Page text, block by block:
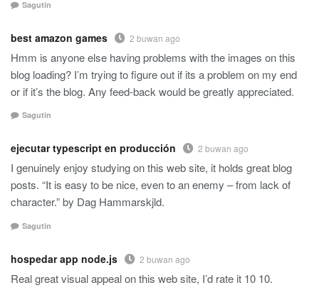
Sagutin
best amazon games 2 buwan ago
Hmm is anyone else having problems with the images on this
blog loading? I’m trying to figure out if its a problem on my end
or if it’s the blog. Any feed-back would be greatly appreciated.
Sagutin
ejecutar typescript en producción 2 buwan ago
I genuinely enjoy studying on this web site, it holds great blog
posts. “It is easy to be nice, even to an enemy – from lack of
character.” by Dag Hammarskjld.
Sagutin
hospedar app node.js 2 buwan ago
Real great visual appeal on this web site, I’d rate it 10 10.